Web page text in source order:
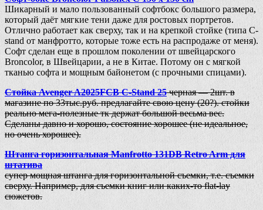
Шикарный и мало пользованный софтбокс большого размера,
который даёт мягкие тени даже для ростовых портретов.
Отлично работает как сверху, так и на крепкой стойке (типа C-
stand от манфротто, которые тоже есть на распродаже от меня).
Софт сделан еще в прошлом поколении от швейцарского
Broncolor, в Швейцарии, а не в Китае. Потому он с мягкой
тканью софта и мощным байонетом (с прочными спицами).
Стойка Avenger A2025FCB C-Stand 25черная — 2шт. в
магазине по 33тыс.руб. предлагайте свою цену (20?). стойки
реально мега-полезные тк держат большой весьма вес.
Сделаны давно и хорошо, состояние хорошее (не идеальное,
но очень хорошее).
Штанга горизонтальная Manfrotto 131DB Retro Arm для
штатива
супер мощная штанга для горизонтальной съемки, т.е. съемки
сверху. Например, для съемки книг или каких-то flat-lay
сюжетов.